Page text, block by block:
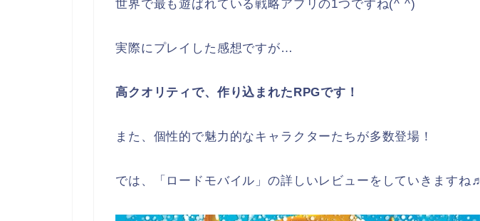
世界で最も遊ばれている戦略アプリの1つですね(^ ^)
実際にプレイした感想ですが…
高クオリティで、作り込まれたRPGです！
また、個性的で魅力的なキャラクターたちが多数登場！
では、「ロードモバイル」の詳しいレビューをしていきますね♬